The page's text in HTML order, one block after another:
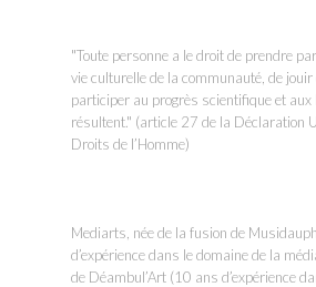
"Toute personne a le droit de prendre
vie culturelle de la communauté, de
participer au progrès scientifique et aux
résultent." (article 27 de la Déclaration
Droits de l’Homme)
Mediarts, née de la fusion de
d’expérience dans le domaine de la
de Déambul’Art (10 ans d’expérience